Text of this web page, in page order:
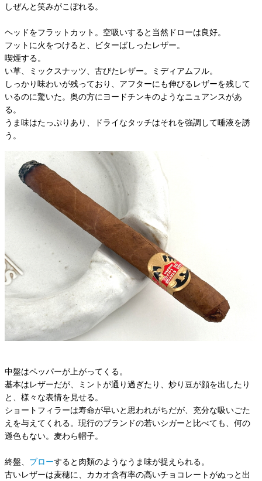
しぜんと笑みがこぼれる。
ヘッドをフラットカット。空吸いすると当然ドローは良好。
フットに火をつけると、ビターばしったレザー。
喫煙する。
い草、ミックスナッツ、古びたレザー。ミディアムフル。
しっかり味わいが残っており、アフターにも伸びるレザーを残して
いるのに驚いた。奥の方にヨードチンキのようなニュアンスがあ
る。
うま味はたっぷりあり、ドライなタッチはそれを強調して唾液を誘
う。
中盤はペッパーが上がってくる。
基本はレザーだが、ミントが通り過ぎたり、炒り豆が顔を出したり
と、様々な表情を見せる。
ショートフィラーは寿命が早いと思われがちだが、充分な吸いごた
えを与えてくれる。現行のブランドの若いシガーと比べても、何の
遜色もない。麦わら帽子。
終盤、 ブローすると肉類のようなうま味が捉えられる。
古いレザーは麦穂に、カカオ含有率の高いチョコレートがぬっと出